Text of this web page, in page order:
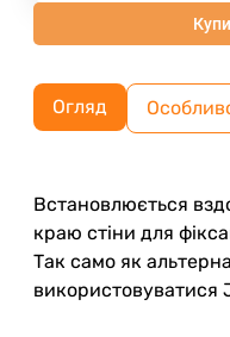
Огляд
Встановлюється
краю стіни для
Так само як
використовуватися